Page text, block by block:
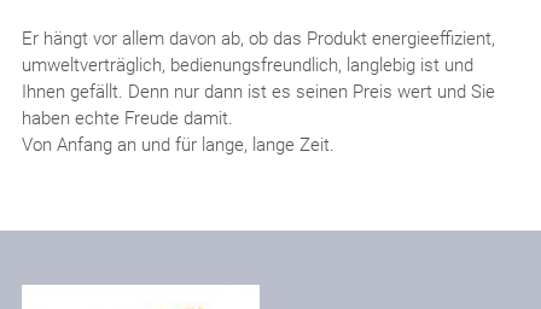
Er hängt vor allem davon ab, ob das Produkt energieeffizient,
umweltverträglich, bedienungsfreundlich, langlebig ist und
Ihnen gefällt. Denn nur dann ist es seinen Preis wert und Sie
haben echte Freude damit.
Von Anfang an und für lange, lange Zeit.